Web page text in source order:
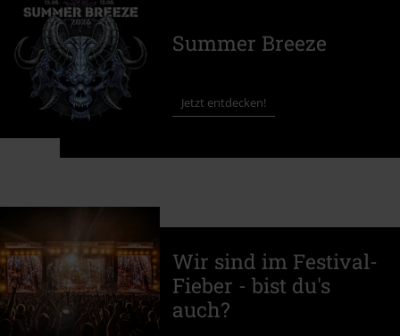
Summer Breeze
Jetzt entdecken!
Wir sind im Festival-
Fieber - bist du's
auch?